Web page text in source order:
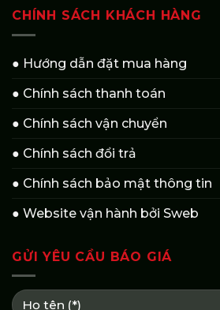
CHÍNH SÁCH KHÁCH HÀNG
● Hướng dẫn đặt mua hàng
● Chính sách thanh toán
● Chính sách vận chuyển
● Chính sách đổi trả
● Chính sách bảo mật thông tin
● Website vận hành bởi Sweb
GỬI YÊU CẦU BÁO GIÁ